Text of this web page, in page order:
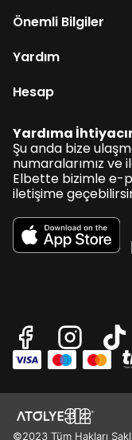
Önemli Bilgiler
Yardım
Hesap
Yardıma
Şu anda bize
numaralarımız ve
Elbette bizimle e-
iletişime
©2023 Tüm Hakları